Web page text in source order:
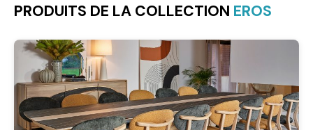
PRODUITS DE LA COLLECTION EROS